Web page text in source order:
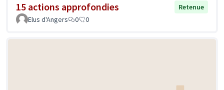
15 actions approfondies
Retenue
Elus d'Angers
0 0